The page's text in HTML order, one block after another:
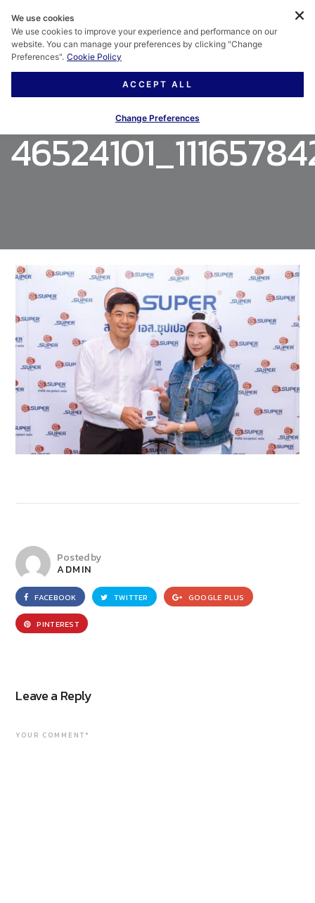
Posted by
ADMIN
FACEBOOK TWITTER GOOGLE PLUS
PINTEREST
Leave a Reply
YOUR COMMENT*
We use cookies
We use cookies to improve your experience and performance on our
website. You can manage your preferences by clicking "Change
Preferences". Cookie Policy
ACCEPT ALL
Change Preferences